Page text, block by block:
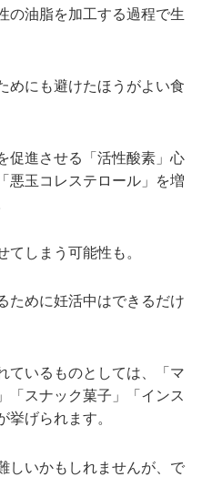
の油脂を加工する過程で生
めにも避けたほうがよい食
促進させる「活性酸素」心
悪玉コレステロール」を増
てしまう可能性も。
ために妊活中はできるだけ
ているものとしては、「マ
「スナック菓子」「インス
挙げられます。
しいかもしれませんが、で